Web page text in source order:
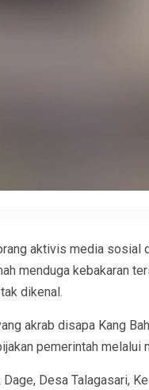
aktivis media sosial
menduga kebakaran
dikenal.
akrab disapa Kang
pemerintah melalui
Desa Talagasari,